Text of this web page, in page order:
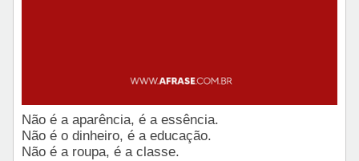
Não é a aparência, é a essência.
Não é o dinheiro, é a educação.
Não é a roupa, é a classe.